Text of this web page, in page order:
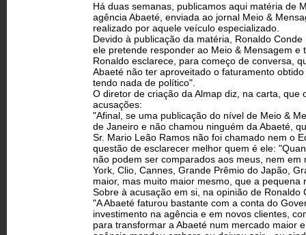
Há duas semanas, publicamos aqui matéria de
agência Abaeté, enviada ao jornal Meio &
realizado por aquele veículo especializado.
Devido à publicação da matéria, Ronaldo
ele pretende responder ao Meio & Mensagem e
Ronaldo esclarece, para começo de conversa,
Abaeté não ter aproveitado o faturamento
tendo nada de político".
O diretor de criação da Almap diz, na carta,
acusações:
"Afinal, se uma publicação do nível de Meio &
de Janeiro e não chamou ninguém da Abaeté,
Sr. Mario Leão Ramos não foi chamado nem o
questão de esclarecer melhor quem é ele:
não podem ser comparados aos meus, nem
York, Clio, Cannes, Grande Prêmio do Japão,
maior, mas muito maior mesmo, que a pequena
Sobre à acusação em si, na opinião de
"A Abaeté faturou bastante com a conta do
investimento na agência e em novos clientes,
para transformar a Abaeté num mercado maior